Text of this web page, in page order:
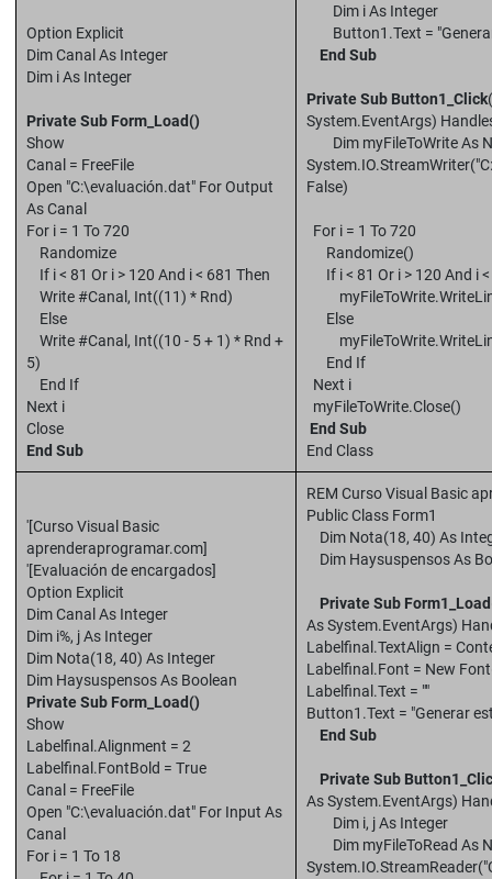
Option Explicit
Dim Canal As Integer
Dim i As Integer
Private Sub Form_Load()
Show
Canal = FreeFile
Open "C:\evaluación.dat" For Output
As Canal
For i = 1 To 720
Randomize
If i < 81 Or i > 120 And i < 681 Then
Write #Canal, Int((11) * Rnd)
Else
Write #Canal, Int((10 - 5 + 1) * Rnd +
5)
End If
Next i
Close
End Sub
Dim i As Integer
Button1.Text =
End Sub
Private Sub Button1_Click
System.EventArgs)
Dim myFileToWrite As
False)
For i = 1 To 720
Randomize()
If i < 81 Or i > 120 And i
Else
End If
Next i
myFileToWrite.Close()
End Sub
End Class
'[Curso Visual Basic
aprenderaprogramar.com]
'[Evaluación de encargados]
Option Explicit
Dim Canal As Integer
Dim i%, j As Integer
Dim Nota(18, 40) As Integer
Dim Haysuspensos As Boolean
Private Sub Form_Load()
Show
Labelfinal.Alignment = 2
Labelfinal.FontBold = True
Canal = FreeFile
Open "C:\evaluación.dat" For Input As
Canal
For i = 1 To 18
REM Curso Visual Basic
Public Class Form1
Dim Nota(18, 40) As
Dim Haysuspensos As
Private Sub Form1_Load
As System.EventArgs)
Labelfinal.TextAlign =
Labelfinal.Font = New
Labelfinal.Text = ""
Button1.Text = "Generar
End Sub
Private Sub
As System.EventArgs)
Dim i, j As Integer
Dim myFileToRead As